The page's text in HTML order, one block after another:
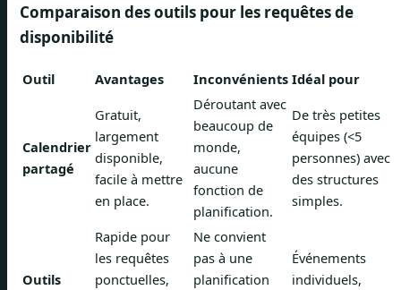
Comparaison des outils pour les requêtes de
disponibilité
Outil Avantages Inconvénients Idéal pour
Calendrier
partagé
Gratuit,
largement
disponible,
facile à mettre
en place.
Déroutant avec
beaucoup de
monde,
aucune
fonction de
planification.
De très petites
équipes (<5
personnes) avec
des structures
simples.
Outils
Rapide pour
les requêtes
ponctuelles,
Ne convient
pas à une
planification
Événements
individuels,